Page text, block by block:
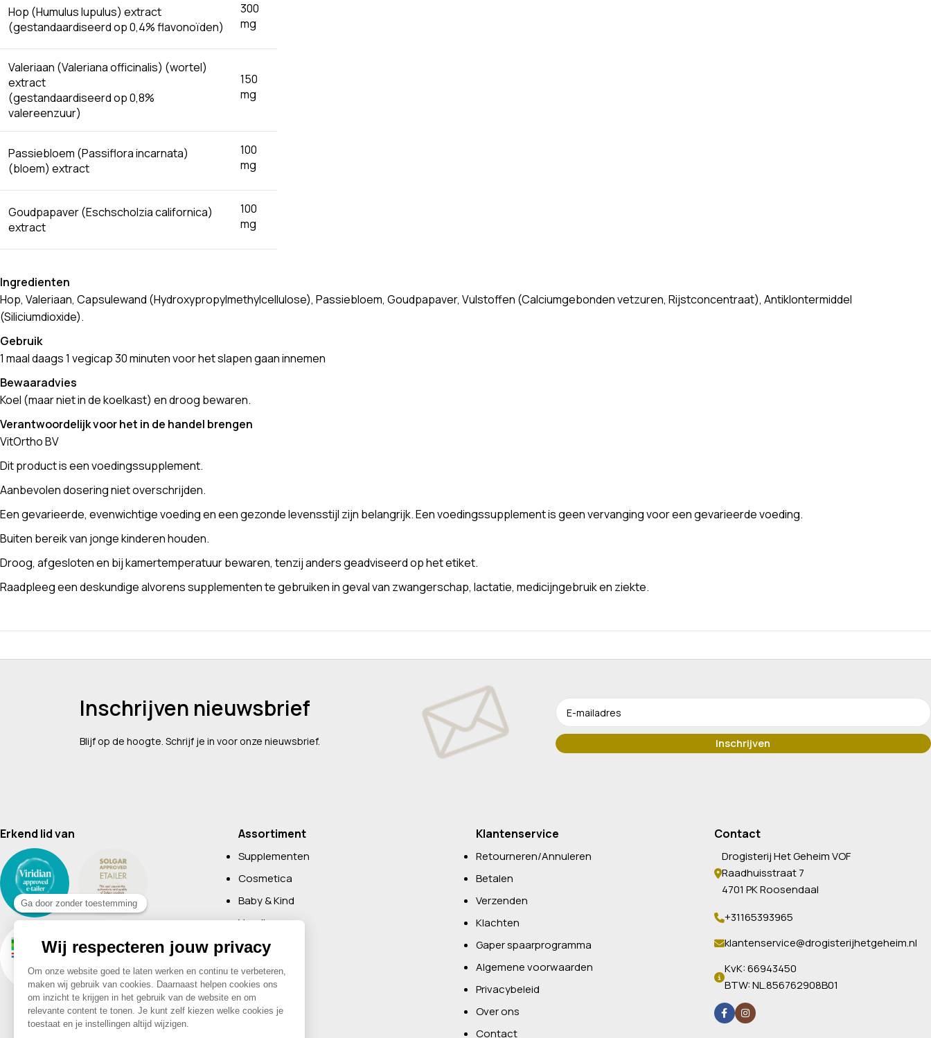
Hop (Humulus lupulus) extract
(gestandaardiseerd op 0,4% flavonoїden)
300
mg
Valeriaan (Valeriana officinalis) (wortel)
extract
(gestandaardiseerd op 0,8%
valereenzuur)
150
mg
Passiebloem (Passiflora incarnata)
(bloem) extract
100
mg
Goudpapaver (Eschscholzia californica)
extract
100
mg
Ingredienten
Hop, Valeriaan, Capsulewand (Hydroxypropylmethylcellulose), Passiebloem, Goudpapaver, Vulstoffen (Calciumgebonden vetzuren, Rijstconcentraat), Antiklontermiddel
(Siliciumdioxide).
Gebruik
1 maal daags 1 vegicap 30 minuten voor het slapen gaan innemen
Bewaaradvies
Koel (maar niet in de koelkast) en droog bewaren.
Verantwoordelijk voor het in de handel brengen
VitOrtho BV
Dit product is een voedingssupplement.
Aanbevolen dosering niet overschrijden.
Een gevarieerde, evenwichtige voeding en een gezonde levensstijl zijn belangrijk. Een voedingssupplement is geen vervanging voor een gevarieerde voeding.
Buiten bereik van jonge kinderen houden.
Droog, afgesloten en bij kamertemperatuur bewaren, tenzij anders geadviseerd op het etiket.
Raadpleeg een deskundige alvorens supplementen te gebruiken in geval van zwangerschap, lactatie, medicijngebruik en ziekte.
Inschrijven nieuwsbrief
Blijf op de hoogte. Schrijf je in voor onze nieuwsbrief.
Erkend lid van Assortiment
Supplementen
Cosmetica
Baby & Kind
Voeding
Boeken
Huishoudelijk
Non-Food
Diervoeding
Klantenservice
Retourneren/Annuleren
Betalen
Verzenden
Klachten
Gaper spaarprogramma
Algemene voorwaarden
Privacybeleid
Over ons
Contact
Contact
Drogisterij Het Geheim VOF
Raadhuisstraat 7
4701 PK Roosendaal
+31165393965
klantenservice@drogisterijhetgeheim.nl
KvK: 66943450
BTW: NL.856762908B01